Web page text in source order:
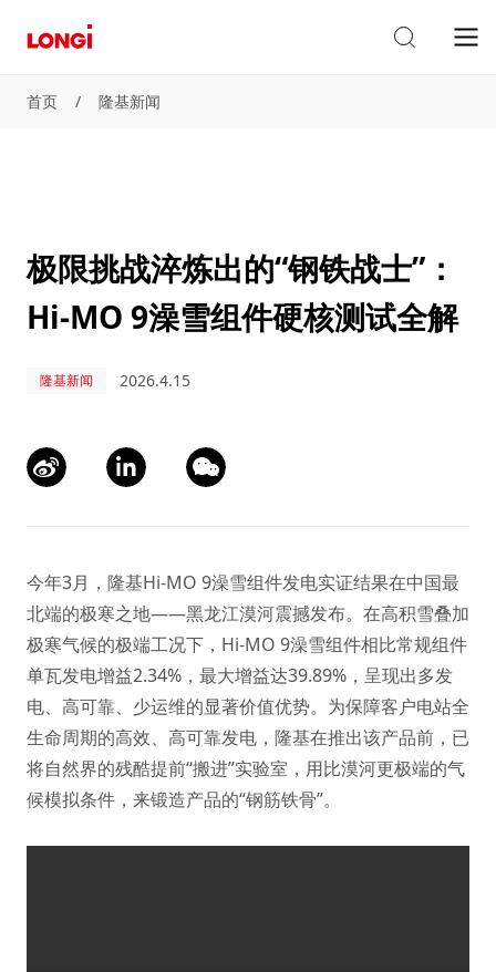
首页 / 隆基新闻
极限挑战淬炼出的“钢铁战士”：
Hi-MO 9澡雪组件硬核测试全解
隆基新闻 2026.4.15
今年3月，隆基Hi-MO 9澡雪组件发电实证结果在中国最
北端的极寒之地——黑龙江漠河震撼发布。在高积雪叠加
极寒气候的极端工况下，Hi-MO 9澡雪组件相比常规组件
单瓦发电增益2.34%，最大增益达39.89%，呈现出多发
电、高可靠、少运维的显著价值优势。为保障客户电站全
生命周期的高效、高可靠发电，隆基在推出该产品前，已
将自然界的残酷提前“搬进”实验室，用比漠河更极端的气
候模拟条件，来锻造产品的“钢筋铁骨”。